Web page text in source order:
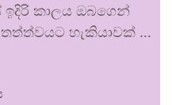
කාලය ඔබගෙන්
හැකියාවක් …